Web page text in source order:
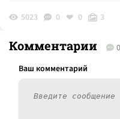
5023 0 0 3
Комментарии 0